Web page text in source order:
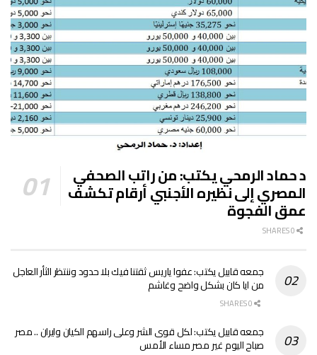
د حماد الرمحي يكتب: من راتب الصحفي
المصري إلى نظيره الأجنبي أرقام تكشف
عمق الفجوة
جمعه قابيل يكتب: عفوا ياريس ثقتنا فيك بلا حدود وننتظر الثأر العاجل
من ايا كان بشكل واضح وغاشم
جمعه قابيل يكتب: لكل قوى الشر وعلى راسهم الكيان وايران .. مصر
صباح اليوم غير مصر مساء الأمس